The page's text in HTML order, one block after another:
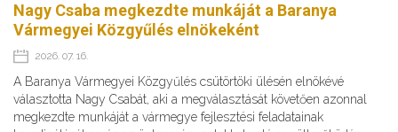
Nagy Csaba megkezdte munkáját a Baranya
Vármegyei Közgyűlés elnökeként
2026. 07. 16.
A Baranya Vármegyei Közgyűlés csütörtöki ülésén elnökévé
választotta Nagy Csabát, aki a megválasztását követően azonnal
megkezdte munkáját a vármegye fejlesztési feladatainak